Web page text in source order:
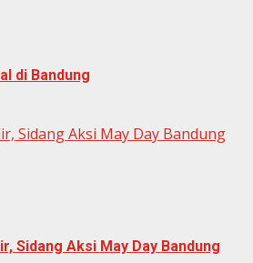
di Bandung
Sidang Aksi May Day Bandung
Sidang Aksi May Day Bandung